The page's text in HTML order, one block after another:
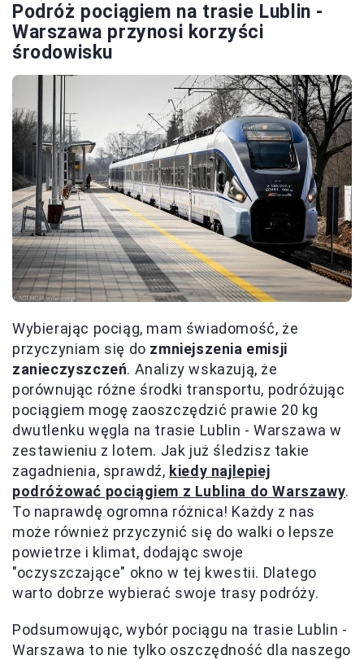
Podróż pociągiem na trasie Lublin -
Warszawa przynosi korzyści
środowisku
Wybierając pociąg, mam świadomość, że
przyczyniam się do zmniejszenia emisji
zanieczyszczeń. Analizy wskazują, że
porównując różne środki transportu, podróżując
pociągiem mogę zaoszczędzić prawie 20 kg
dwutlenku węgla na trasie Lublin - Warszawa w
zestawieniu z lotem. Jak już śledzisz takie
zagadnienia, sprawdź, kiedy najlepiej
podróżować pociągiem z Lublina do Warszawy.
To naprawdę ogromna różnica! Każdy z nas
może również przyczynić się do walki o lepsze
powietrze i klimat, dodając swoje
"oczyszczające" okno w tej kwestii. Dlatego
warto dobrze wybierać swoje trasy podróży.
Podsumowując, wybór pociągu na trasie Lublin -
Warszawa to nie tylko oszczędność dla naszego